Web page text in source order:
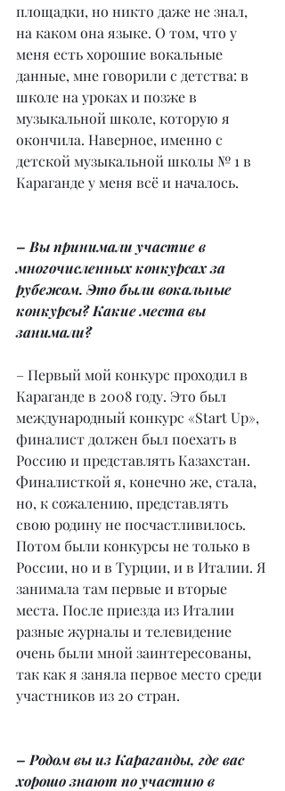
площадки, но никто даже не знал,
на каком она языке. О том, что у
меня есть хорошие вокальные
данные, мне говорили с детства: в
школе на уроках и позже в
музыкальной школе, которую я
окончила. Наверное, именно с
детской музыкальной школы № 1 в
Караганде у меня всё и началось.
– Вы принимали участие в
многочисленных конкурсах за
рубежом. Это были вокальные
конкурсы? Какие места вы
занимали?
– Первый мой конкурс проходил в
Караганде в 2008 году. Это был
международный конкурс «Start Up»,
финалист должен был поехать в
Россию и представлять Казахстан.
Финалисткой я, конечно же, стала,
но, к сожалению, представлять
свою родину не посчастливилось.
Потом были конкурсы не только в
России, но и в Турции, и в Италии. Я
занимала там первые и вторые
места. После приезда из Италии
разные журналы и телевидение
очень были мной заинтересованы,
так как я заняла первое место среди
участников из 20 стран.
– Родом вы из Караганды, где вас
хорошо знают по участию в